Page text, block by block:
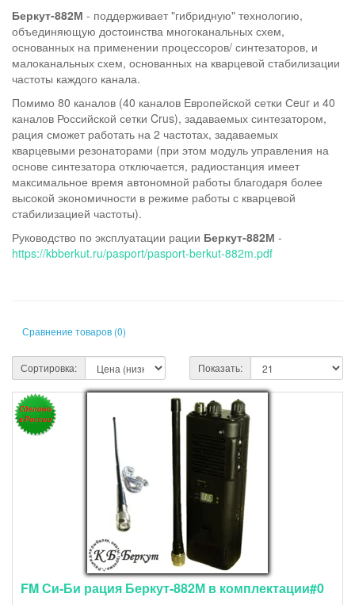
Беркут-882М - поддерживает "гибридную" технологию,
объединяющую достоинства многоканальных схем,
основанных на применении процессоров/ синтезаторов, и
малоканальных схем, основанных на кварцевой стабилизации
частоты каждого канала.
Помимо 80 каналов (40 каналов Европейской сетки Сeur и 40
каналов Российской сетки Crus), задаваемых синтезатором,
рация сможет работать на 2 частотах, задаваемых
кварцевыми резонаторами (при этом модуль управления на
основе синтезатора отключается, радиостанция имеет
максимальное время автономной работы благодаря более
высокой экономичности в режиме работы с кварцевой
стабилизацией частоты).
Руководство по эксплуатации рации Беркут-882М -
https://kbberkut.ru/pasport/pasport-berkut-882m.pdf
Сравнение товаров (0)
Сортировка: Показать:
FM Си-Би рация Беркут-882М в комплектации#0